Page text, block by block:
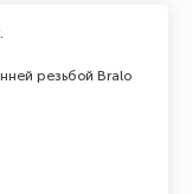
резьбой Bralo